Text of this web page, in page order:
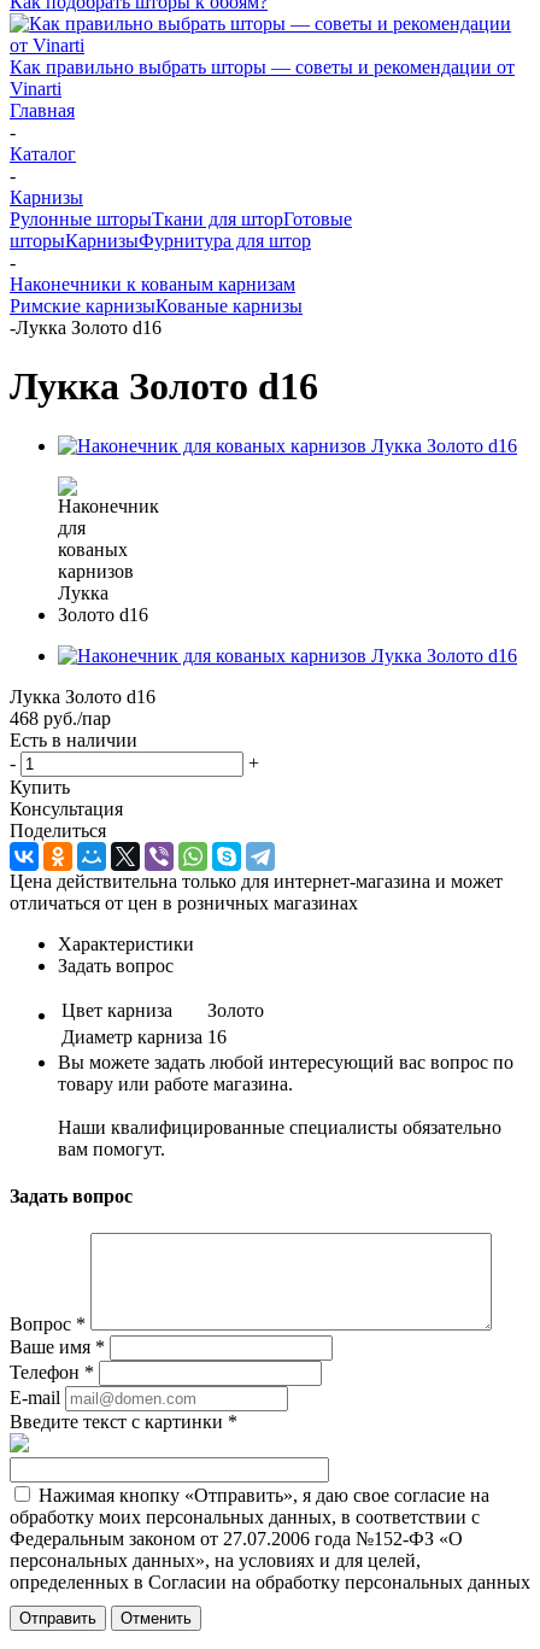
Как правильно выбрать шторы — советы и рекомендации от
Vinarti
Главная
-
Каталог
-
Карнизы
Рулонные шторыТкани для шторГотовые
шторыКарнизыФурнитура для штор
-
Наконечники к кованым карнизам
Римские карнизыКованые карнизы
-Лукка Золото d16
Лукка Золото d16
Лукка Золото d16
468 руб./пар
Есть в наличии
-
+
Купить
Консультация
Поделиться
Цена действительна только для интернет-магазина и может
отличаться от цен в розничных магазинах
Характеристики
Задать вопрос
Цвет карниза
Золото
Диаметр карниза 16
Вы можете задать любой интересующий вас вопрос по
товару или работе магазина.
Наши квалифицированные специалисты обязательно
вам помогут.
Задать вопрос
Вопрос *
Ваше имя *
Телефон *
E-mail
Введите текст с картинки *
Нажимая кнопку «Отправить», я даю свое согласие на
обработку моих персональных данных, в соответствии с
Федеральным законом от 27.07.2006 года №152-ФЗ «О
персональных данных», на условиях и для целей,
определенных в Согласии на обработку персональных данных
Отменить